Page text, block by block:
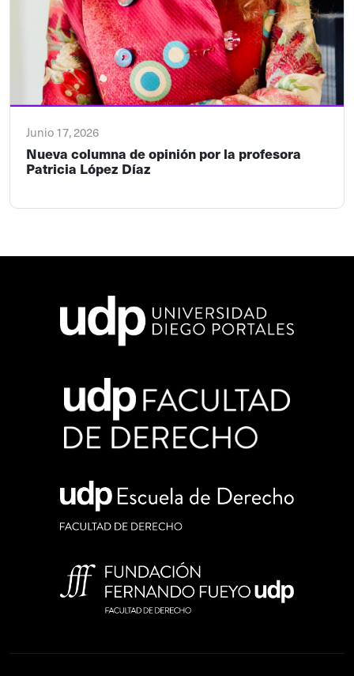
Junio 17, 2026
Nueva columna de opinión por la profesora
Patricia López Díaz